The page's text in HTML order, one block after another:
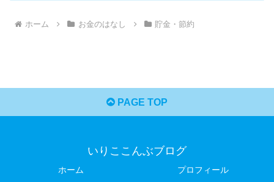
ホーム お金のはなし 貯金・節約
PAGE TOP
いりここんぶブログ
ホーム
プロフィール